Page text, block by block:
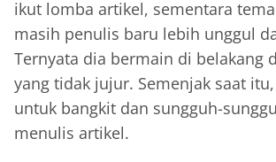
ikut lomba artikel, sementara
masih penulis baru lebih unggul
Ternyata dia bermain di belakang
yang tidak jujur. Semenjak saat
untuk bangkit dan sungguh-
menulis artikel.